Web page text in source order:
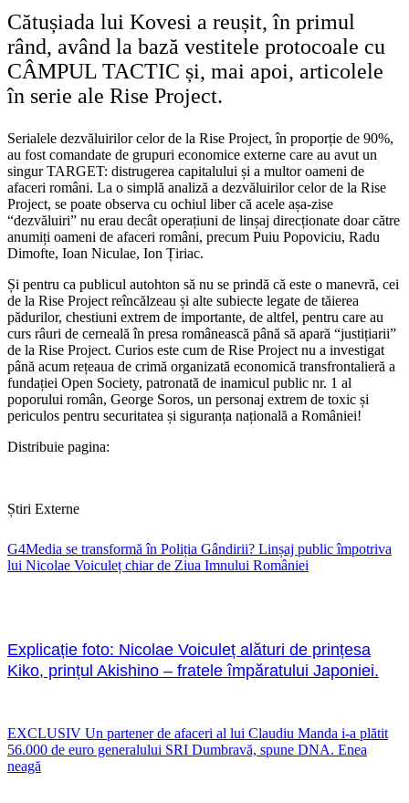
Cătușiada lui Kovesi a reușit, în primul
rând, având la bază vestitele protocoale cu
CÂMPUL TACTIC și, mai apoi, articolele
în serie ale Rise Project.
Serialele dezvăluirilor celor de la Rise Project, în proporție de 90%,
au fost comandate de grupuri economice externe care au avut un
singur TARGET: distrugerea capitalului și a multor oameni de
afaceri români. La o simplă analiză a dezvăluirilor celor de la Rise
Project, se poate observa cu ochiul liber că acele așa-zise
“dezvăluiri” nu erau decât operațiuni de linșaj direcționate doar către
anumiți oameni de afaceri români, precum Puiu Popoviciu, Radu
Dimofte, Ioan Niculae, Ion Țiriac.
Și pentru ca publicul autohton să nu se prindă că este o manevră, cei
de la Rise Project reîncălzeau și alte subiecte legate de tăierea
pădurilor, chestiuni extrem de importante, de altfel, pentru care au
curs râuri de cerneală în presa românească până să apară “justițiarii”
de la Rise Project. Curios este cum de Rise Project nu a investigat
până acum rețeaua de crimă organizată economică transfrontalieră a
fundației Open Society, patronată de inamicul public nr. 1 al
poporului român, George Soros, un personaj extrem de toxic și
periculos pentru securitatea și siguranța națională a României!
Distribuie pagina:
Știri Externe
G4Media se transformă în Poliția Gândirii? Linșaj public împotriva
lui Nicolae Voiculeț chiar de Ziua Imnului României
Explicație foto: Nicolae Voiculeț alături de prințesa
Kiko, prințul Akishino – fratele împăratului Japoniei.
EXCLUSIV Un partener de afaceri al lui Claudiu Manda i-a plătit
56.000 de euro generalului SRI Dumbravă, spune DNA. Enea
neagă